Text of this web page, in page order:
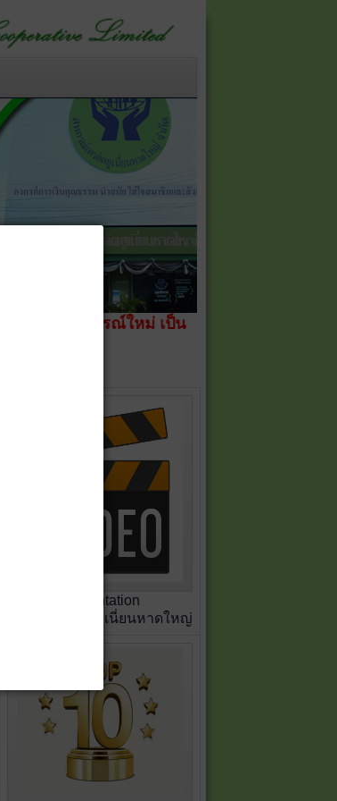
หกรณ์ใหม่ เป็นสหกรณ์เครดิตยูเนี่ยนหาดใหญ่ จ
Presentation
สหกรณ์เครดิตยูเนี่ยนหาดใหญ่